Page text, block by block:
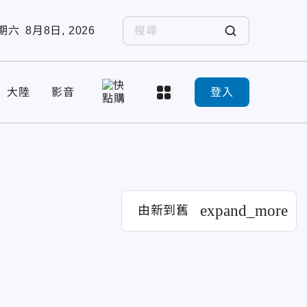
六 8月8日, 2026
大陸 影音 登入
由新到舊 expand_more